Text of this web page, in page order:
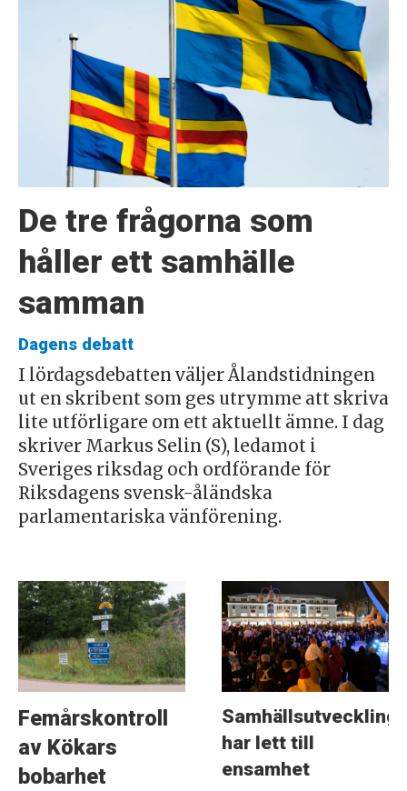
De tre frågorna som
håller ett samhälle
samman
Dagens debatt
I lördagsdebatten väljer Ålandstidningen
ut en skribent som ges utrymme att skriva
lite utförligare om ett aktuellt ämne. I dag
skriver Markus Selin (S), ledamot i
Sveriges riksdag och ordförande för
Riksdagens svensk-åländska
parlamentariska vänförening.
Femårskontroll
av Kökars
bobarhet
Samhällsutveckling
har lett till
ensamhet